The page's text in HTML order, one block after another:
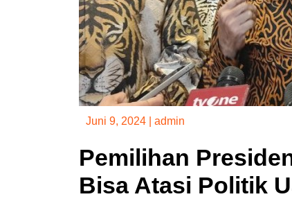
Juni 9, 2024 admin
Pemilihan
Bisa Atasi Politik